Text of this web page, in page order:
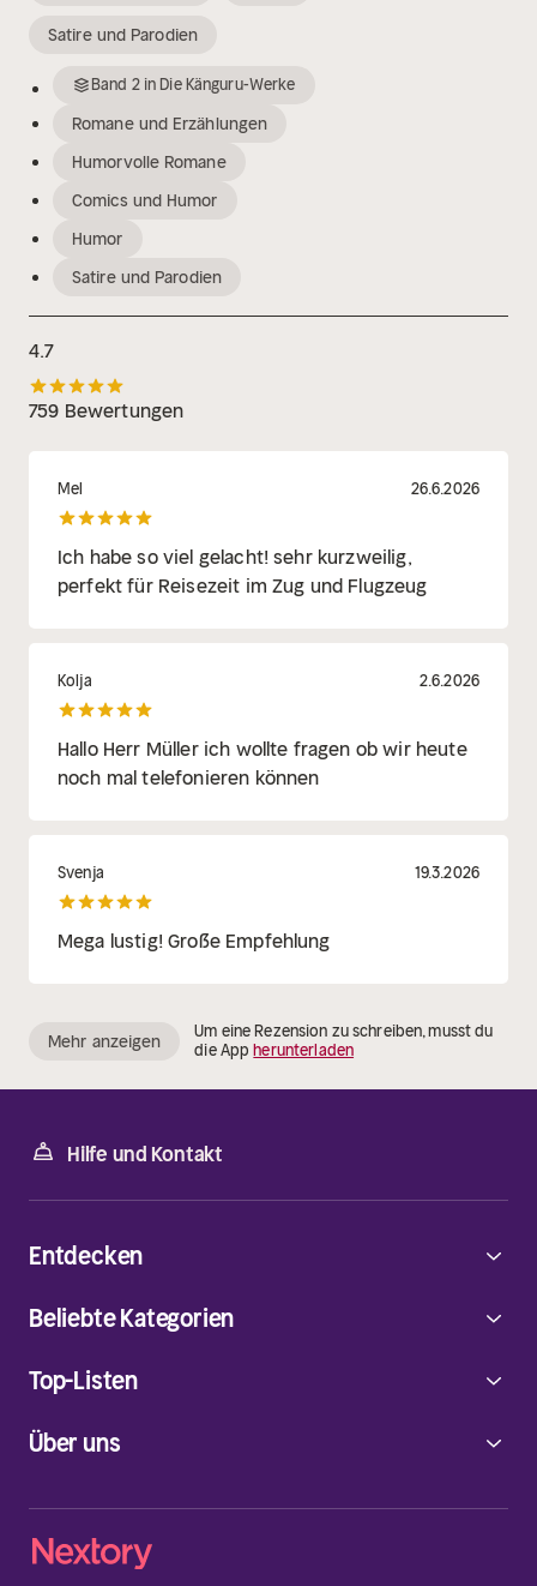
Satire und Parodien
Band 2inDie Känguru-Werke
Romane und Erzählungen
Humorvolle Romane
Comics und Humor
Humor
Satire und Parodien
4.7
759 Bewertungen
Mel 26.6.2026
Ich habe so viel gelacht! sehr kurzweilig,
perfekt für Reisezeit im Zug und Flugzeug
Kolja 2.6.2026
Hallo Herr Müller ich wollte fragen ob wir heute
noch mal telefonieren können
Svenja 19.3.2026
Mega lustig! Große Empfehlung
Mehr anzeigen
Um eine Rezension zu schreiben, musst du
die Appherunterladen
Hilfe und Kontakt
Über uns
Entdecken
Beliebte Kategorien
Top-Listen